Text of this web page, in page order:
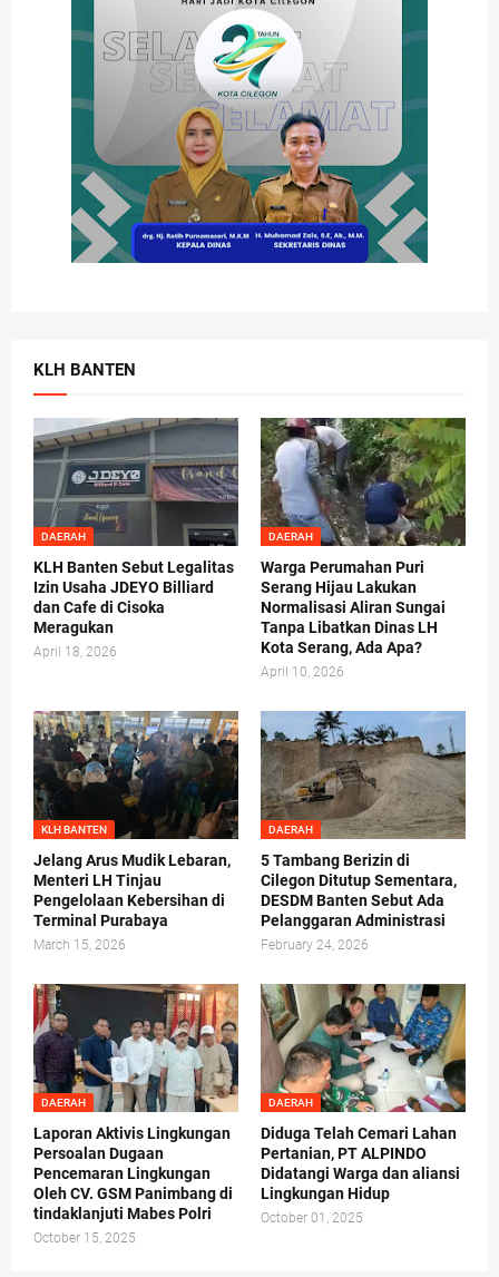
KLH BANTEN
DAERAH
KLH Banten Sebut Legalitas
Izin Usaha JDEYO Billiard
dan Cafe di Cisoka
Meragukan
April 18, 2026
DAERAH
Warga Perumahan Puri
Serang Hijau Lakukan
Normalisasi Aliran Sungai
Tanpa Libatkan Dinas LH
Kota Serang, Ada Apa?
April 10, 2026
KLH BANTEN
Jelang Arus Mudik Lebaran,
Menteri LH Tinjau
Pengelolaan Kebersihan di
Terminal Purabaya
March 15, 2026
DAERAH
5 Tambang Berizin di
Cilegon Ditutup Sementara,
DESDM Banten Sebut Ada
Pelanggaran Administrasi
February 24, 2026
DAERAH
Laporan Aktivis Lingkungan
Persoalan Dugaan
Pencemaran Lingkungan
Oleh CV. GSM Panimbang di
tindaklanjuti Mabes Polri
October 15, 2025
DAERAH
Diduga Telah Cemari Lahan
Pertanian, PT ALPINDO
Didatangi Warga dan aliansi
Lingkungan Hidup
October 01, 2025